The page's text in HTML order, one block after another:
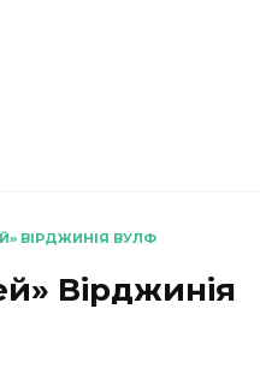
ВІРДЖИНІЯ ВУЛФ
Вірджинія